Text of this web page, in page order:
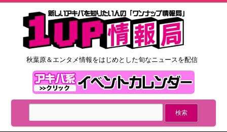
秋葉原＆エンタメ情報をはじめとした旬なニュースを配信